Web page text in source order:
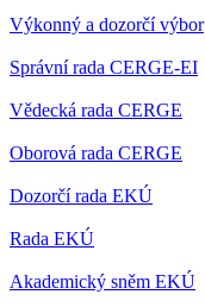
Výkonný a dozorčí výbor
Správní rada CERGE-EI
Vědecká rada CERGE
Oborová rada CERGE
Dozorčí rada EKÚ
Rada EKÚ
Akademický sněm EKÚ